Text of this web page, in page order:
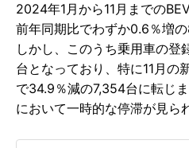
2024年1月から11月までの
前年同期比でわずか0.6％増
しかし、このうち乗用車の
台となっており、特に11月の
で34.9％減の7,354台に転じ
において一時的な停滞が見ら